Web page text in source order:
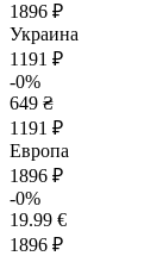
1896 ₽
Украина
1191 ₽
-0%
649 ₴
1191 ₽
Европа
1896 ₽
-0%
19.99 €
1896 ₽